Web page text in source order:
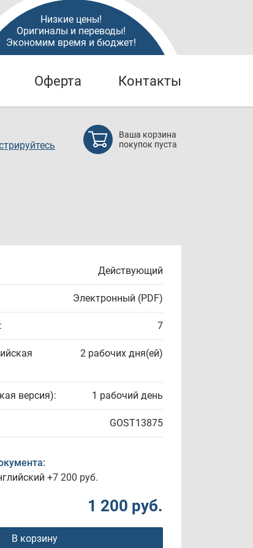
Низкие цены!
Оригиналы и переводы!
Экономим время и бюджет!
Оферта Контакты
Ваша корзина
покупок пуста
Действующий
Электронный (PDF)
7
2 рабочих дня(ей)
версия): 1 рабочий день
GOST13875
+7 200 руб.
1 200 руб.
В корзину